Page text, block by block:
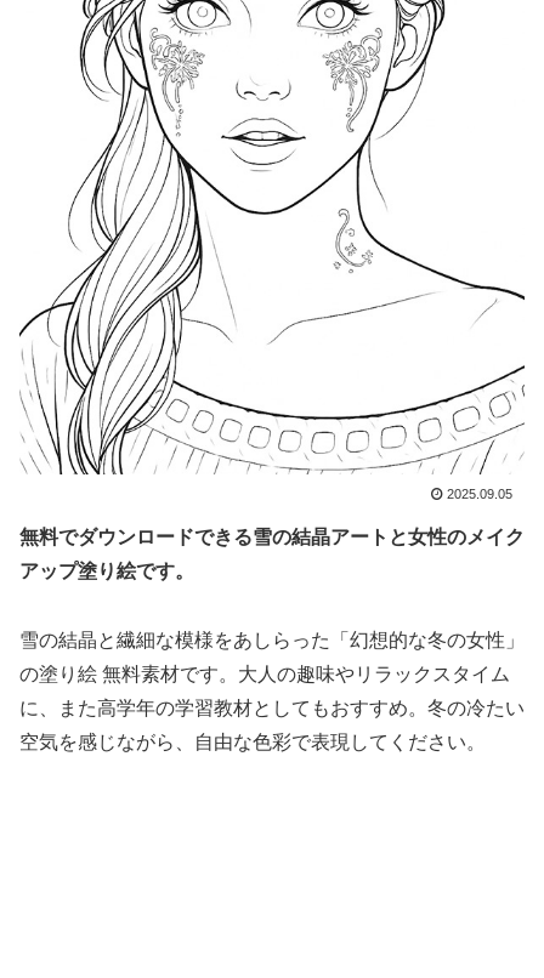
2025.09.05
無料でダウンロードできる雪の結晶アートと女性のメイク
アップ塗り絵です。
雪の結晶と繊細な模様をあしらった「幻想的な冬の女性」
の塗り絵 無料素材です。大人の趣味やリラックスタイム
に、また高学年の学習教材としてもおすすめ。冬の冷たい
空気を感じながら、自由な色彩で表現してください。